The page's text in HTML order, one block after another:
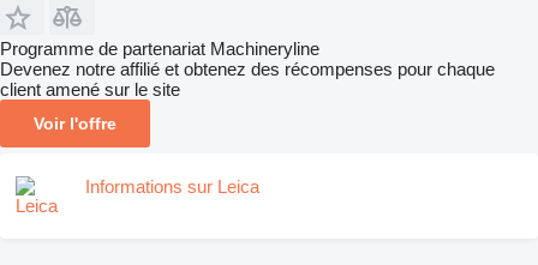
Programme de partenariat Machineryline
Devenez notre affilié et obtenez des récompenses pour chaque
client amené sur le site
Voir l'offre
Informations sur Leica